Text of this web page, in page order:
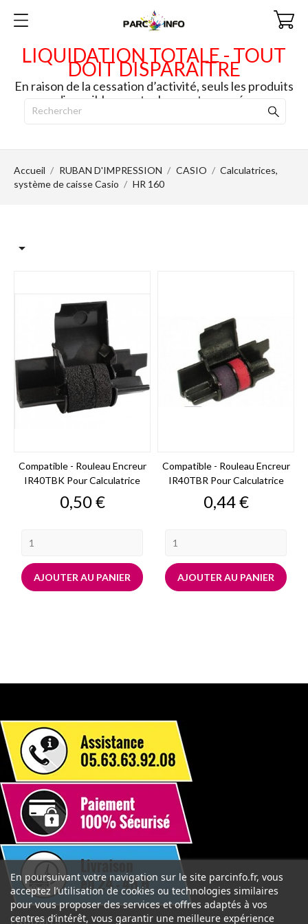
LIQUIDATION TOTALE - TOUT
DOIT DISPARAITRE
En raison de la cessation d’activité, seuls les produits
disponibles en stock seront envoyés.
Accueil RUBAN D'IMPRESSION CASIO
Calculatrices,
système de caisse Casio
HR 160

Compatible - Rouleau Encreur
IR40TBK Pour Calculatrice
Prix
0,50 €
AJOUTER AU PANIER
Compatible - Rouleau Encreur
IR40TBR Pour Calculatrice
Prix
0,44 €
AJOUTER AU PANIER
PRODUITS
En poursuivant votre navigation sur le site parcinfo.fr, vous
acceptez l’utilisation de cookies ou technologies similaires
pour vous proposer des services et offres adaptés à vos
centres d’intérêt, vous garantir une meilleure expérience